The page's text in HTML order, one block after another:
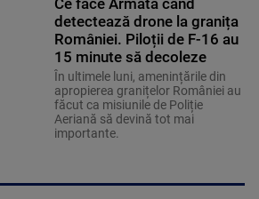
Ce face Armata când
detectează drone la granița
României. Piloții de F-16 au
15 minute să decoleze
În ultimele luni, amenințările din
apropierea granițelor României au
făcut ca misiunile de Poliție
Aeriană să devină tot mai
importante.